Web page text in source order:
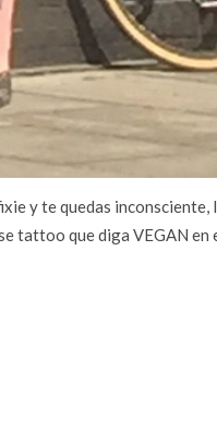
y te quedas
tattoo que diga VEGAN